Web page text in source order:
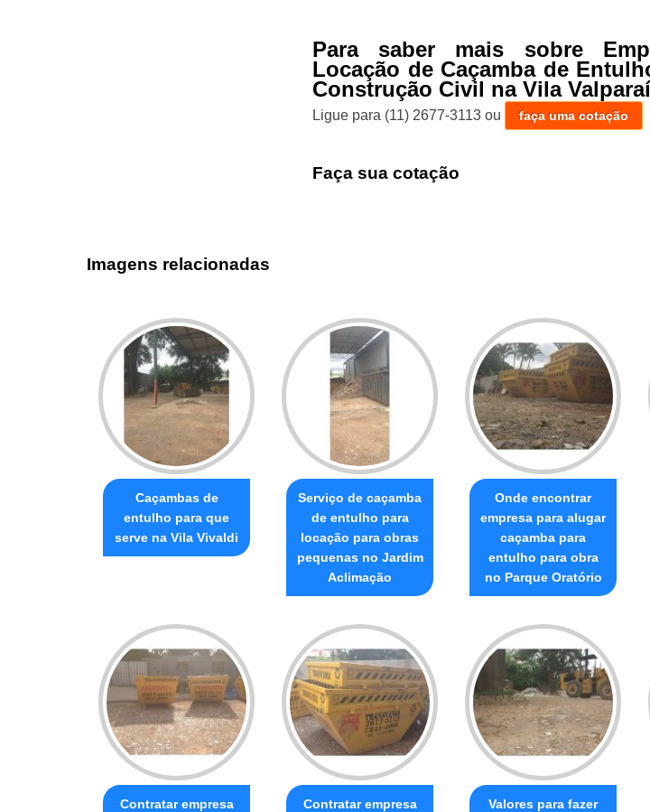
Para saber mais sobre
Locação de Caçamba de
Construção Civil na Vila
Ligue para (11) 2677-3113 ou faça uma cotação
Faça sua cotação
Imagens relacionadas
Caçambas de
entulho para que
serve na Vila Vivaldi
Serviço de caçamba
de entulho para
locação para obras
pequenas no Jardim
Aclimação
Onde encontrar
empresa para alugar
caçamba para
entulho para obra
no Parque Oratório
Contratar empresa
Contratar empresa
Valores para fazer